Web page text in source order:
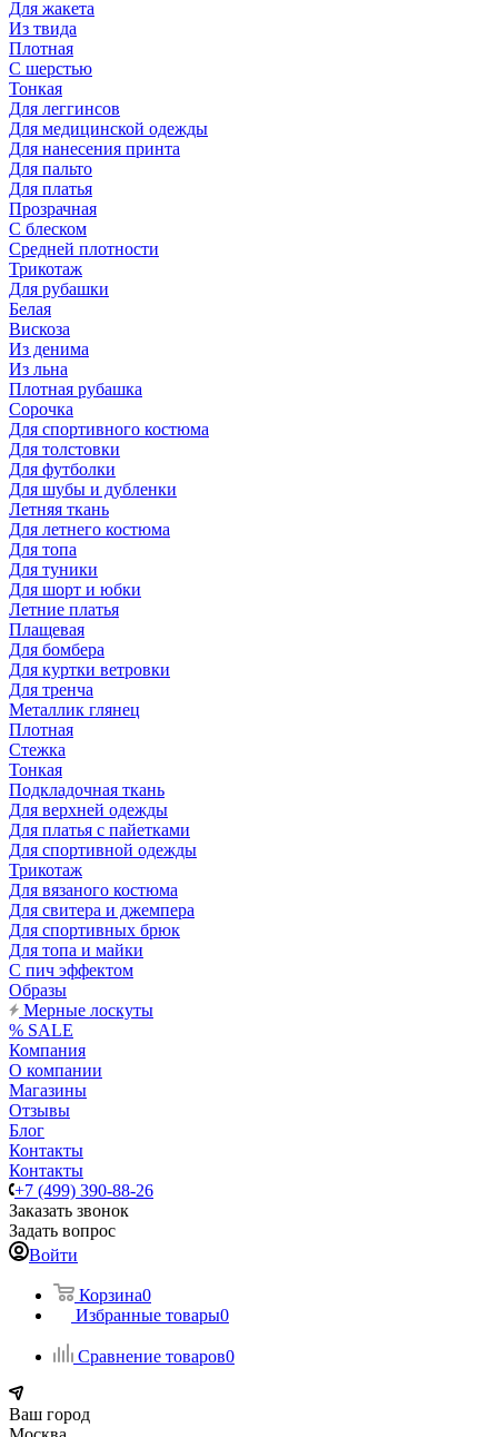
Для жакета
Из твида
Плотная
С шерстью
Тонкая
Для леггинсов
Для медицинской одежды
Для нанесения принта
Для пальто
Для платья
Прозрачная
С блеском
Средней плотности
Трикотаж
Для рубашки
Белая
Вискоза
Из денима
Из льна
Плотная рубашка
Сорочка
Для спортивного костюма
Для толстовки
Для футболки
Для шубы и дубленки
Летняя ткань
Для летнего костюма
Для топа
Для туники
Для шорт и юбки
Летние платья
Плащевая
Для бомбера
Для куртки ветровки
Для тренча
Металлик глянец
Плотная
Стежка
Тонкая
Подкладочная ткань
Для верхней одежды
Для платья с пайетками
Для спортивной одежды
Трикотаж
Для вязаного костюма
Для свитера и джемпера
Для спортивных брюк
Для топа и майки
С пич эффектом
Образы
Мерные лоскуты
% SALE
Компания
О компании
Магазины
Отзывы
Блог
Контакты
Контакты
+7 (499) 390-88-26
Заказать звонок
Задать вопрос
Войти
Корзина0
Избранные товары0
Сравнение товаров0
Ваш город